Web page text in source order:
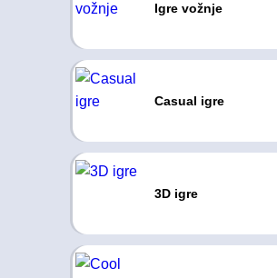
Igre vožnje
Casual igre
3D igre